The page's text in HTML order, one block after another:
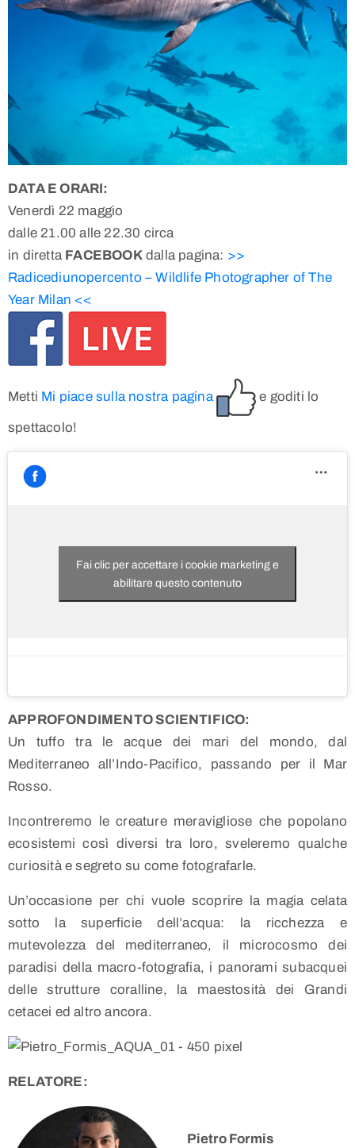
DATA E ORARI:
Venerdì 22 maggio
dalle 21.00 alle 22.30 circa
in diretta FACEBOOKdalla pagina: >>
Radicediunopercento – Wildlife Photographer of The
Year Milan <<
Metti Mi piace sulla nostra pagina e goditi lo
spettacolo!
Fai clic per accettare i cookie marketing e
abilitare questo contenuto
APPROFONDIMENTO SCIENTIFICO:
Un tuffo tra le acque dei mari del mondo, dal
Mediterraneo all’Indo-Pacifico, passando per il Mar
Rosso.
Incontreremo le creature meravigliose che popolano
ecosistemi così diversi tra loro, sveleremo qualche
curiosità e segreto su come fotografarle.
Un’occasione per chi vuole scoprire la magia celata
sotto la superficie dell’acqua: la ricchezza e
mutevolezza del mediterraneo, il microcosmo dei
paradisi della macro-fotografia, i panorami subacquei
delle strutture coralline, la maestosità dei Grandi
cetacei ed altro ancora.
RELATORE:
Pietro Formis